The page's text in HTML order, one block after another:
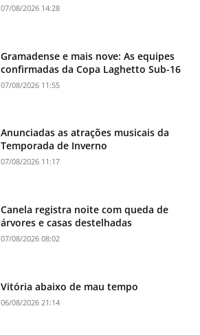
07/08/2026 14:28
Gramadense e mais nove: As equipes
confirmadas da Copa Laghetto Sub-16
07/08/2026 11:55
Anunciadas as atrações musicais da
Temporada de Inverno
07/08/2026 11:17
Canela registra noite com queda de
árvores e casas destelhadas
07/08/2026 08:02
Vitória abaixo de mau tempo
06/08/2026 21:14